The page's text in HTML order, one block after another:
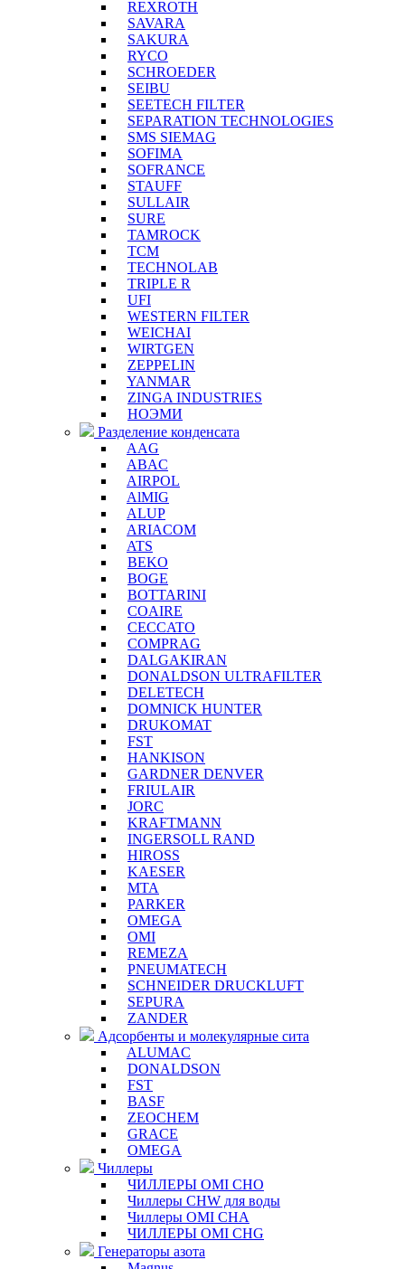
REXROTH
SAVARA
SAKURA
RYCO
SCHROEDER
SEIBU
SEETECH FILTER
SEPARATION TECHNOLOGIES
SMS SIEMAG
SOFIMA
SOFRANCE
STAUFF
SULLAIR
SURE
TAMROCK
TCM
TECHNOLAB
TRIPLE R
UFI
WESTERN FILTER
WEICHAI
WIRTGEN
ZEPPELIN
YANMAR
ZINGA INDUSTRIES
НОЭМИ
Разделение конденсата
AAG
ABAC
AIRPOL
AlMIG
ALUP
ARIACOM
ATS
BEKO
BOGE
BOTTARINI
COAIRE
CECCATO
COMPRAG
DALGAKIRAN
DONALDSON ULTRAFILTER
DELETECH
DOMNICK HUNTER
DRUKOMAT
FST
HANKISON
GARDNER DENVER
FRIULAIR
JORC
KRAFTMANN
INGERSOLL RAND
HIROSS
KAESER
MTA
PARKER
OMEGA
OMI
REMEZA
PNEUMATECH
SCHNEIDER DRUCKLUFT
SEPURA
ZANDER
Адсорбенты и молекулярные сита
ALUMAC
DONALDSON
FST
BASF
ZEOCHEM
GRACE
OMEGA
Чиллеры
ЧИЛЛЕРЫ OMI CHO
Чиллеры CHW для воды
Чиллеры OMI CHA
ЧИЛЛЕРЫ OMI CHG
Генераторы азота